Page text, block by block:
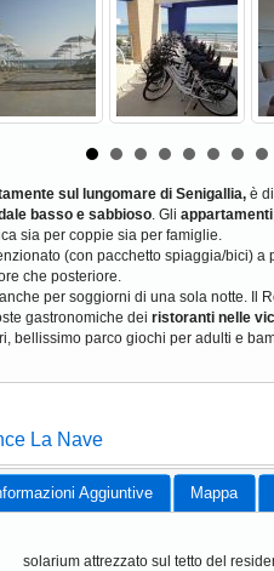
sul lungomare di Senigallia, è
basso e sabbioso. Gli appartamenti
sia per coppie sia per famiglie.
(con pacchetto spiaggia/bici) a
che posteriore.
per soggiorni di una sola notte. Il
gastronomiche dei ristoranti nelle
bellissimo parco giochi per adulti e
La Nave
Aggiuntive Mappa
solarium attrezzato sul tetto del